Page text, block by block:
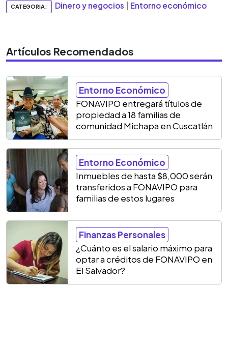
CATEGORIA: Dinero y negocios Entorno económico
Artículos Recomendados
Entorno Económico
FONAVIPO entregará títulos de
propiedad a 18 familias de
comunidad Michapa en Cuscatlán
Entorno Económico
Inmuebles de hasta $8,000 serán
transferidos a FONAVIPO para
familias de estos lugares
Finanzas Personales
¿Cuánto es el salario máximo para
optar a créditos de FONAVIPO en
El Salvador?